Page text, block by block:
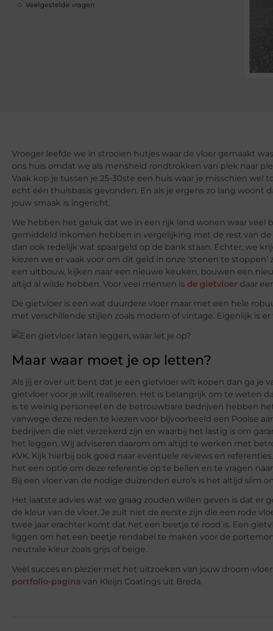
Veelgestelde vragen
Vroeger leefde we in strooien hutjes waar de vloer gemaakt
ons huis omdat we als mensheid rondtrokken van plek naar
Vaak kop je tussen je 25-30ste een huis waar je misschien
echt één thuisbasis gevonden. En als je ergens zo lang woont
jouw smaak is ingericht.
We hebben het geluk dat we in een rijk land wonen waar veel
gemiddeld inkomen hebben in vergelijking met de rest van
dan ook redelijk wat spaargeld op de bank staan. Echter, we
kiezen we er vaak voor om dit geld in onze ‘stenen te
een uitbouw, kijken naar een nieuwe keuken, bouwen een
altijd al wilde hebben. Voor veel mensen is de gietvloer daar
De gietvloer is een wat duurdere vloer maar met een hele
met verschillende stijlen zoals modern of vintage. Eigenlijk is
Maar waar moet je op letten?
Als jij er over uit bent dat je een gietvloer wilt kopen dan ga je
gietvloer voor je wilt realiseren. Het is belangrijk om te weten
is te weinig personeel en de betrouwbare bedrijven hebben
vanwege deze reden te kiezen voor bijvoorbeeld een Poolse
bedrijven die niet verzekerd zijn en waarbij het lastig is om
het leggen. Wij adviseren daarom om altijd te werken met
KVK. Kijk hierbij ook goed naar eventuele reviews en
het een optie om deze referentie op te bellen en te vragen
Bij een vloer van de nodige duizenden euro’s is het altijd slim
Het laatste advies wat we graag zouden willen geven is dat
de kleur van de vloer. Je zult niet de eerste zijn die een rode
twee jaar erachter komt dat het een beetje té rood is. Een
liggen om het een beetje rendabel te maken voor de
neutrale kleur zoals grijs of beige.
Veel succes en plezier met het uitzoeken van jouw droom-
portfolio-pagina van Kleijn Coatings uit Breda.